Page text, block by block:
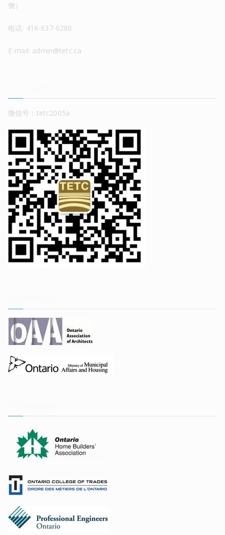
侧）
电话: 416-637-6286
E-mail: admin@tetc.ca
微信号：tetc2005a